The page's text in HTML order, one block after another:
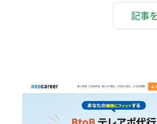
記事